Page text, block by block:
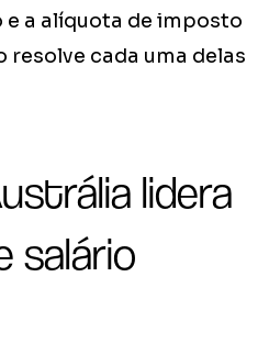
a alíquota de imposto
resolve cada uma delas
lidera
salário